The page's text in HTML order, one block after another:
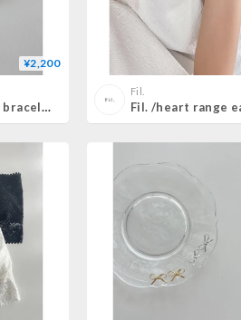
¥2,200
Fil. / fresh pearl bracelet(L 即納)
Fil.